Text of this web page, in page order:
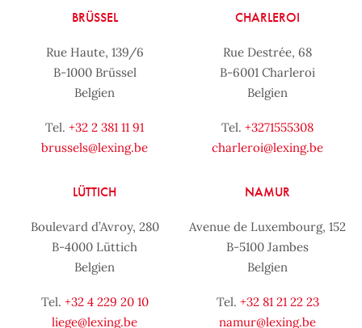
BRÜSSEL
Rue Haute, 139/6
B-1000 Brüssel
Belgien
Tel. +32 2 381 11 91
brussels@lexing.be
CHARLEROI
Rue Destrée, 68
B-6001 Charleroi
Belgien
Tel. +3271555308
charleroi@lexing.be
LÜTTICH
Boulevard d’Avroy, 280
B-4000 Lüttich
Belgien
Tel. +32 4 229 20 10
liege@lexing.be
NAMUR
Avenue de Luxembourg, 152
B-5100 Jambes
Belgien
Tel. +32 81 21 22 23
namur@lexing.be